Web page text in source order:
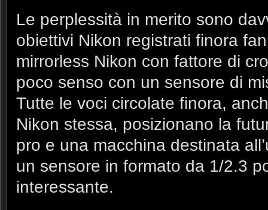
Le perplessità in merito sono
obiettivi Nikon registrati finora
mirrorless Nikon con fattore di
poco senso con un sensore di
Tutte le voci circolate finora,
Nikon stessa, posizionano la
pro e una macchina destinata
un sensore in formato da 1/2.3
interessante.